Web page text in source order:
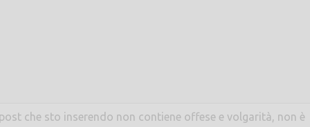
che sto inserendo non contiene offese e volgarità, non è